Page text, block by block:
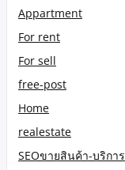
Appartment
For rent
For sell
free-post
Home
realestate
SEOขายสินค้า-บริการ